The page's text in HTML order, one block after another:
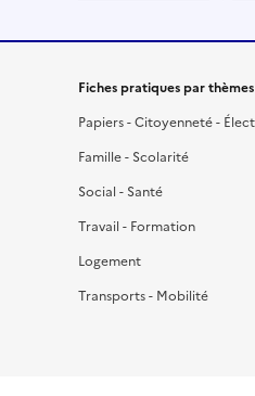
Fiches pratiques par thèmes
Papiers - Citoyenneté -
Famille - Scolarité
Social - Santé
Travail - Formation
Logement
Transports - Mobilité